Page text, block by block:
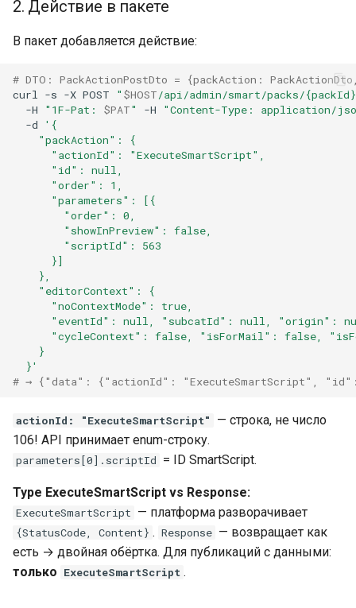
2. Действие в пакете
В пакет добавляется действие:
# DTO: PackActionPostDto = {packAction:
curl
-s -X POST " $HOST/api/admin/smart/packs/
-H
"1F-Pat: $PAT" -H
"Content-Type: application/
-d
'{
    "packAction": {
      "actionId": "ExecuteSmartScript",
      "id": null,
      "order": 1,
      "parameters": [{
        "order": 0,
        "showInPreview": false,
        "scriptId": 563
      }]
    },
    "editorContext": {
      "noContextMode": true,
"eventId": null, "subcatId": null, "origin":
"cycleContext": false, "isForMail": false,
    }
  }'
# → {"data": {"actionId": "ExecuteSmartScript",
actionId: "ExecuteSmartScript"
— строка, не число
106! API принимает enum-строку.
parameters[0].scriptId = ID SmartScript.
Type ExecuteSmartScript vs Response:
ExecuteSmartScript — платформа разворачивает
{StatusCode, Content} . Response — возвращает как
есть → двойная обёртка. Для публикаций с данными:
только ExecuteSmartScript .